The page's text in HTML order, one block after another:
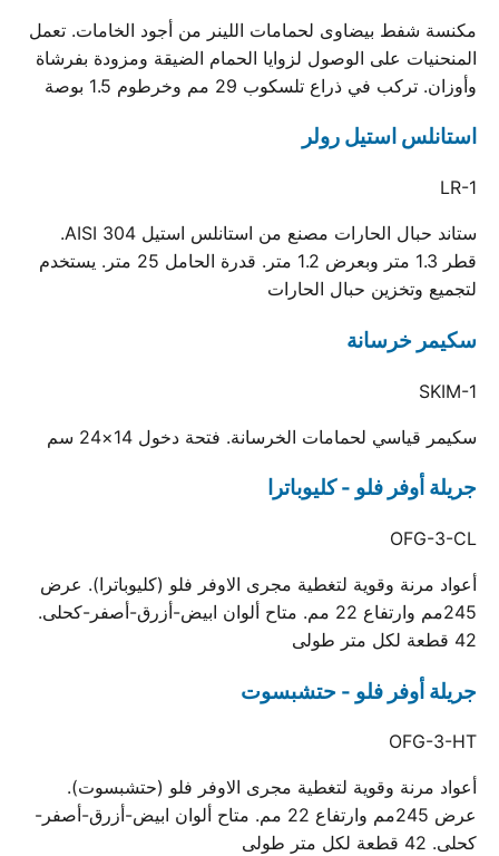
مكنسة شفط بيضاوى لحمامات اللينر من أجود الخامات. تعمل
المنحنيات على الوصول لزوايا الحمام الضيقة ومزودة بفرشاة
وأوزان. تركب في ذراع تلسكوب 29 مم وخرطوم 1.5 بوصة
استانلس استيل رولر
LR-1
ستاند حبال الحارات مصنع من استانلس استيل AISI 304.
قطر 1.3 متر وبعرض 1.2 متر. قدرة الحامل 25 متر. يستخدم
لتجميع وتخزين حبال الحارات
سكيمر خرسانة
SKIM-1
سكيمر قياسي لحمامات الخرسانة. فتحة دخول 14×24 سم
جريلة أوفر فلو - كليوباترا
OFG-3-CL
أعواد مرنة وقوية لتغطية مجرى الاوفر فلو (كليوباترا). عرض
245مم وارتفاع 22 مم. متاح ألوان ابيض-أزرق-أصفر-كحلى.
42 قطعة لكل متر طولى
جريلة أوفر فلو - حتشبسوت
OFG-3-HT
أعواد مرنة وقوية لتغطية مجرى الاوفر فلو (حتشبسوت).
عرض 245مم وارتفاع 22 مم. متاح ألوان ابيض-أزرق-أصفر-
كحلى. 42 قطعة لكل متر طولى